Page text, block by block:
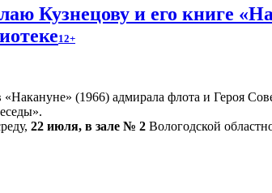
Кузнецову и его книге
12+
(1966) адмирала флота и Героя
22 июля, в зале № 2 Вологодской